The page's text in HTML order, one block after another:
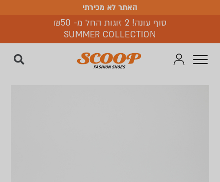
האתר לא מכירתי
האתר לא מכירתי
סוף עונה! 2 זוגות החל מ- ₪50
SUMMER COLLECTION